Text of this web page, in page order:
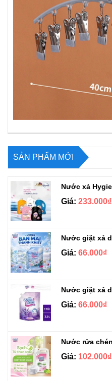
SẢN PHẨM MỚI
Giá: 233.000₫
Giá: 66.000₫
Giá: 66.000₫
Giá: 102.000₫